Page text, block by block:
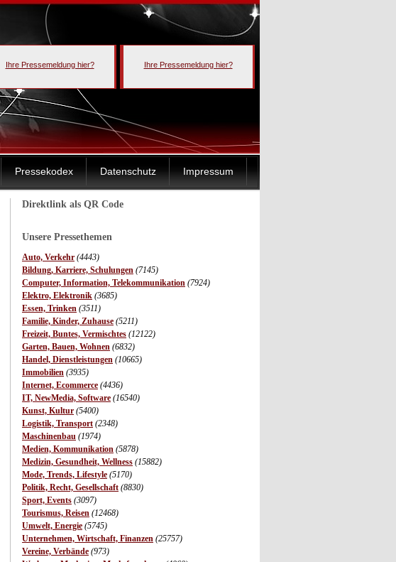
Ihre Pressemeldung hier? Ihre Pressemeldung hier?
Pressekodex Datenschutz Impressum
Direktlink als QR Code
Unsere Pressethemen
Auto, Verkehr (4443)
Bildung, Karriere, Schulungen (7145)
Computer, Information, Telekommunikation (7924)
Elektro, Elektronik (3685)
Essen, Trinken (3511)
Familie, Kinder, Zuhause (5211)
Freizeit, Buntes, Vermischtes (12122)
Garten, Bauen, Wohnen (6832)
Handel, Dienstleistungen (10665)
Immobilien (3935)
Internet, Ecommerce (4436)
IT, NewMedia, Software (16540)
Kunst, Kultur (5400)
Logistik, Transport (2348)
Maschinenbau (1974)
Medien, Kommunikation (5878)
Medizin, Gesundheit, Wellness (15882)
Mode, Trends, Lifestyle (5170)
Politik, Recht, Gesellschaft (8830)
Sport, Events (3097)
Tourismus, Reisen (12468)
Umwelt, Energie (5745)
Unternehmen, Wirtschaft, Finanzen (25757)
Vereine, Verbände (973)